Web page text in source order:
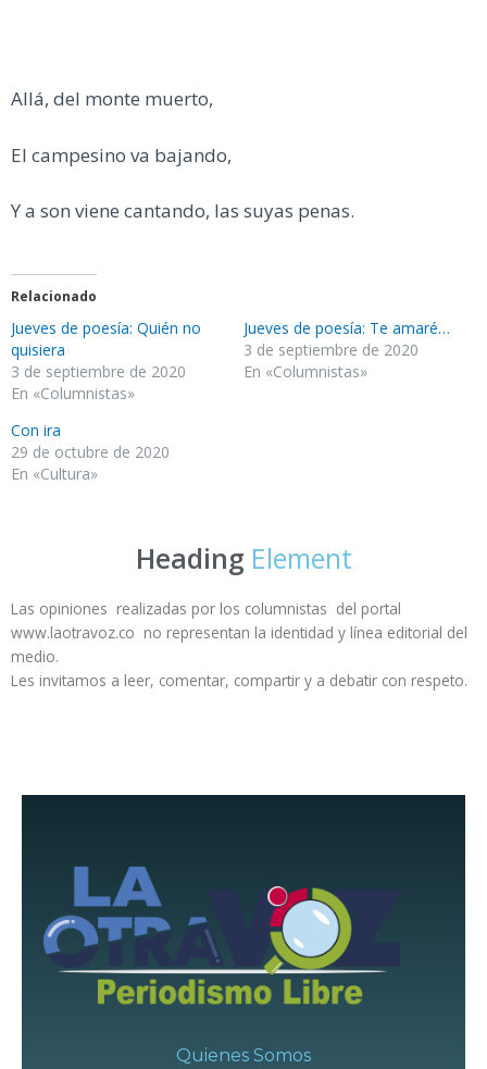
Allá, del monte muerto,
El campesino va bajando,
Y a son viene cantando, las suyas penas.
Relacionado
Jueves de poesía: Quién no
quisiera
3 de septiembre de 2020
En «Columnistas»
Jueves de poesía: Te amaré…
3 de septiembre de 2020
En «Columnistas»
Con ira
29 de octubre de 2020
En «Cultura»
Heading Element
Las opiniones realizadas por los columnistas del portal
www.laotravoz.co no representan la identidad y línea editorial del
medio.
Les invitamos a leer, comentar, compartir y a debatir con respeto.
Quienes Somos